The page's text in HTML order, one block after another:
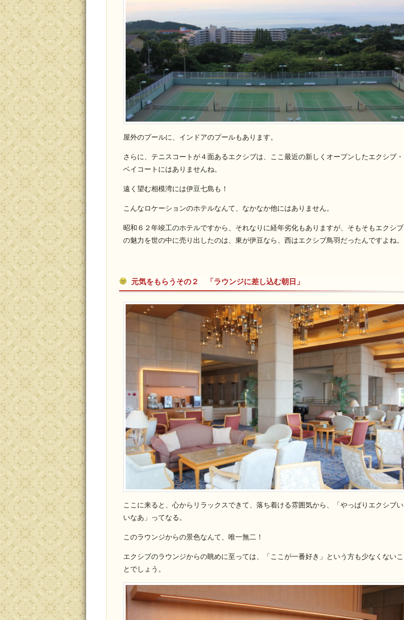
屋外のプールに、インドアのプールもあります。
さらに、テニスコートが４面あるエクシブは、ここ最近の新しくオープンしたエクシブ・
ベイコートにはありませんね。
遠く望む相模湾には伊豆七島も！
こんなロケーションのホテルなんて、なかなか他にはありません。
昭和６２年竣工のホテルですから、それなりに経年劣化もありますが、そもそもエクシブ
の魅力を世の中に売り出したのは、東が伊豆なら、西はエクシブ鳥羽だったんですよね。
元気をもらうその２ 「ラウンジに差し込む朝日」
ここに来ると、心からリラックスできて、落ち着ける雰囲気から、「やっぱりエクシブい
いなあ」ってなる。
このラウンジからの景色なんて、唯一無二！
エクシブのラウンジからの眺めに至っては、「ここが一番好き」という方も少なくないこ
とでしょう。